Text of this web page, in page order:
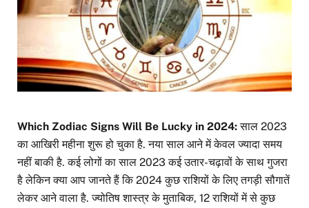
Which Zodiac Signs Will Be Lucky in 2024:साल 2023
का आखिरी महीना शुरू हो चुका है. नया साल आने में केवल ज्यादा समय
नहीं बाकी है. कई लोगों का साल 2023 कई उतार-चढ़ावों के साथ गुजरा
है लेकिन क्या आप जानते हैं कि 2024 कुछ राशियों के लिए तगड़ी सौगातें
लेकर आने वाला है. ज्योतिष शास्त्र के मुताबिक, 12 राशियों में से कुछ